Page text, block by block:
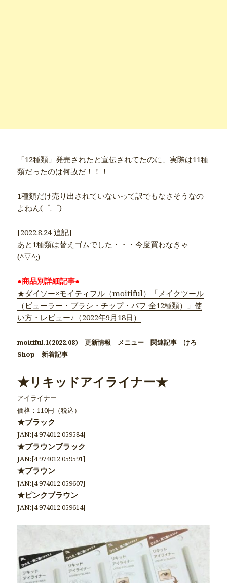
「12種類」発売されたと宣伝されてたのに、実際は11種
類だったのは何故だ！！！
1種類だけ売り出されていないって訳でもなさそうなの
よねん(゜.゜)
[2022.8.24 追記]
あと1種類は替えゴムでした・・・今度買わなきゃ
(^▽^;)
★ダイソー×モイティフル（moitiful）「メイクツール
（ビューラー・ブラシ・チップ・パフ 全12種類）」使
い方・レビュー♪（2022年9月18日）
moitiful.1(2022.08) 更新情報 メニュー 関連記事
けろ
Shop
新着記事
★リキッドアイライナー★
アイライナー
価格：110円（税込）
★ブラック
JAN:[4 974012 059584]
★ブラウンブラック
JAN:[4 974012 059591]
★ブラウン
JAN:[4 974012 059607]
★ピンクブラウン
JAN:[4 974012 059614]